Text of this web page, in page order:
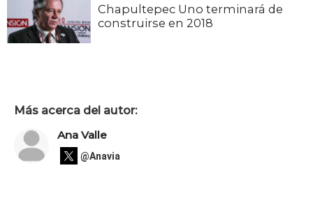
Chapultepec Uno terminará de
construirse en 2018
Más acerca del autor:
Ana Valle
@Anavia